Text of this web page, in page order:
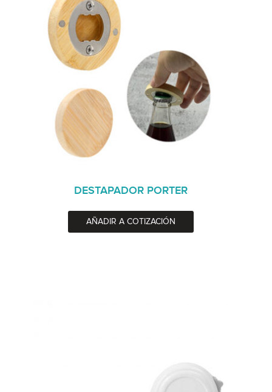
DESTAPADOR PORTER
AÑADIR A COTIZACIÓN